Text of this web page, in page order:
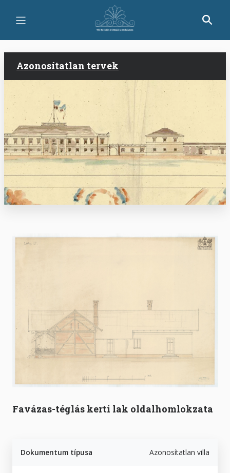
tartalomra
Azonosítatlan tervek
Favázas-téglás kerti lak oldalhomlokzata
Dokumentum típusa Azonosítatlan villa